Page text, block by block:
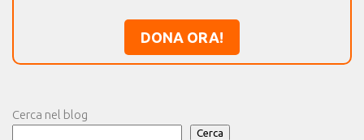
DONA ORA!
Cerca nel blog
Cerca